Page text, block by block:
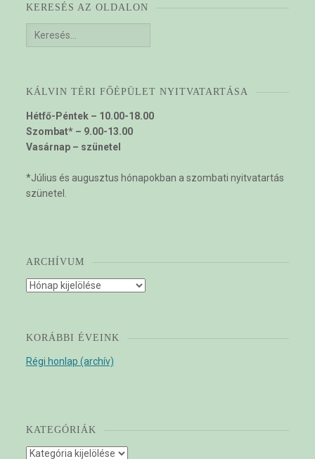
KERESÉS AZ OLDALON
Keresés:
KÁLVIN TÉRI FŐÉPÜLET NYITVATARTÁSA
Hétfő-Péntek – 10.00-18.00
Szombat* – 9.00-13.00
Vasárnap – szünetel
*Július és augusztus hónapokban a szombati nyitvatartás
szünetel.
ARCHÍVUM
Archívum
KORÁBBI ÉVEINK
Régi honlap (archív)
KATEGÓRIÁK
Kategóriák